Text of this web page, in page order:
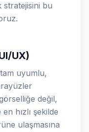
stratejisini bu
UX)
uyumlu,
değil,
en hızlı şekilde
ulaşmasına